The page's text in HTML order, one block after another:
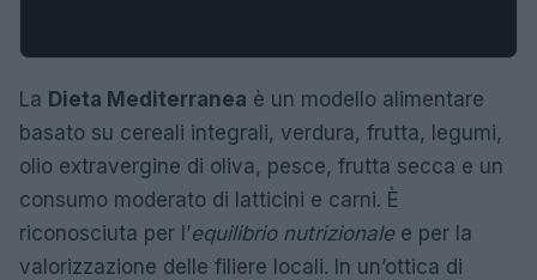
La Dieta Mediterranea è un modello alimentare
basato su cereali integrali, verdura, frutta, legumi,
olio extravergine di oliva, pesce, frutta secca e un
consumo moderato di latticini e carni. È
riconosciuta per l’equilibrio nutrizionalee per la
valorizzazione delle filiere locali. In un’ottica di